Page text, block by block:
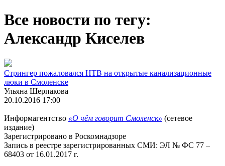
Все новости по тегу:
Александр Киселев
Стрингер пожаловался НТВ на открытые канализационные
люки в Смоленске
Ульяна Шерпакова
20.10.2016 17:00
Информагентство «О чём говорит Смоленск» (сетевое
издание)
Зарегистрировано в Роскомнадзоре
Запись в реестре зарегистрированных СМИ: ЭЛ № ФС 77 –
68403 от 16.01.2017 г.